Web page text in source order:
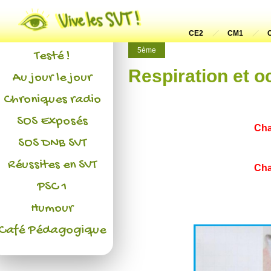
CE2 CM1
5ème
Respiration et
Actualités
L'association
Testé !
Au jour le jour
Chroniques radio
SOS Exposés
SOS DNB SVT
Réussites en SVT
PSC 1
Humour
Pédagogique